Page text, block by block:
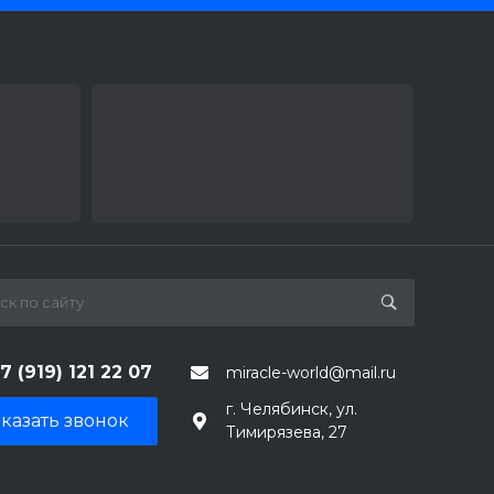
(919) 121 22 07 miracle-world@mail.ru
звонок
г. Челябинск, ул.
Тимирязева, 27